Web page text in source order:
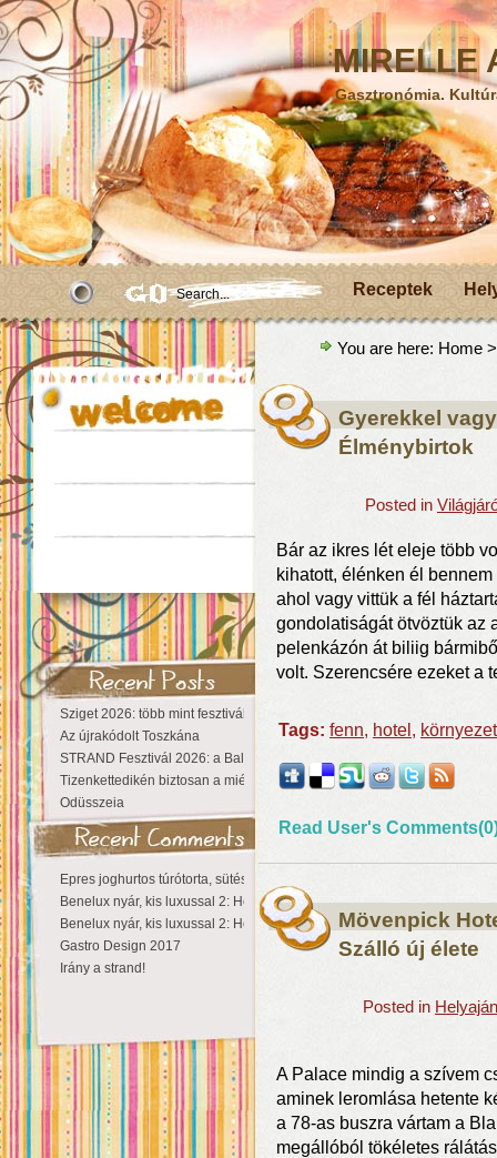
MIRELLE
Gasztronómia.
Receptek
Sziget 2026: több mint fesztivál, egy városnyi élmény
Az újrakódolt Toszkána
STRAND Fesztivál 2026: a Balaton partján a nyár még tart!
Tizenkettedikén biztosan a miénk a Sziget!
Odüsszeia
Epres joghurtos túrótorta, sütés nélkül
Benelux nyár, kis luxussal 2: Hollandia
Benelux nyár, kis luxussal 2: Hollandia
Gastro Design 2017
Irány a strand!
You are here: Home
Gyerekkel
Élménybirtok
Posted in
Bár az ikres lét eleje több
kihatott, élénken él
ahol vagy vittük a fél
gondolatiságát ötvöztük az
pelenkázón át biliig
volt. Szerencsére ezeket a
Tags: fenn, hotel ,
Read User's
Mövenpick
Szálló új élete
Posted in
A Palace mindig a szívem
aminek leromlása hetente
a 78-as buszra vártam a
megállóból tökéletes